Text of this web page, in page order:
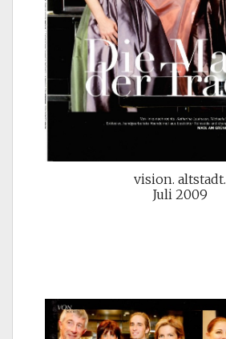
vision. altstadt.
Juli 2009